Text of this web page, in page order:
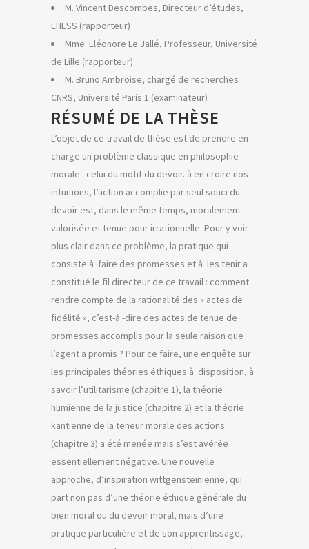
M. Vincent Descombes, Directeur d’études,
EHESS (rapporteur)
Mme. Eléonore Le Jallé, Professeur, Université
de Lille (rapporteur)
M. Bruno Ambroise, chargé de recherches
CNRS, Université Paris 1 (examinateur)
RÉSUMÉ DE LA THÈSE
L’objet de ce travail de thèse est de prendre en
charge un problème classique en philosophie
morale : celui du motif du devoir. à en croire nos
intuitions, l’action accomplie par seul souci du
devoir est, dans le même temps, moralement
valorisée et tenue pour irrationnelle. Pour y voir
plus clair dans ce problème, la pratique qui
consiste à faire des promesses et à les tenir a
constitué le fil directeur de ce travail : comment
rendre compte de la rationalité des « actes de
fidélité », c’est-à -dire des actes de tenue de
promesses accomplis pour la seule raison que
l’agent a promis ? Pour ce faire, une enquête sur
les principales théories éthiques à disposition, à
savoir l’utilitarisme (chapitre 1), la théorie
humienne de la justice (chapitre 2) et la théorie
kantienne de la teneur morale des actions
(chapitre 3) a été menée mais s’est avérée
essentiellement négative. Une nouvelle
approche, d’inspiration wittgensteinienne, qui
part non pas d’une théorie éthique générale du
bien moral ou du devoir moral, mais d’une
pratique particulière et de son apprentissage,